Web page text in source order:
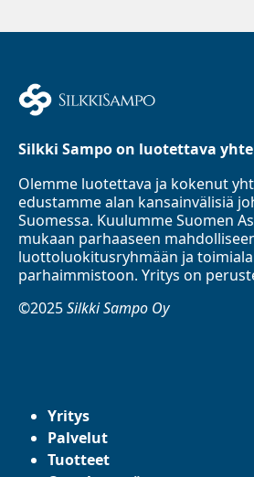
Silkki Sampo on luotettava
Olemme luotettava ja kokenut
edustamme alan kansainvälisiä
Suomessa. Kuulumme Suomen
mukaan parhaaseen
luottoluokitusryhmään ja
parhaimmistoon. Yritys on
©2025Silkki Sampo Oy
Yritys
Palvelut
Tuotteet